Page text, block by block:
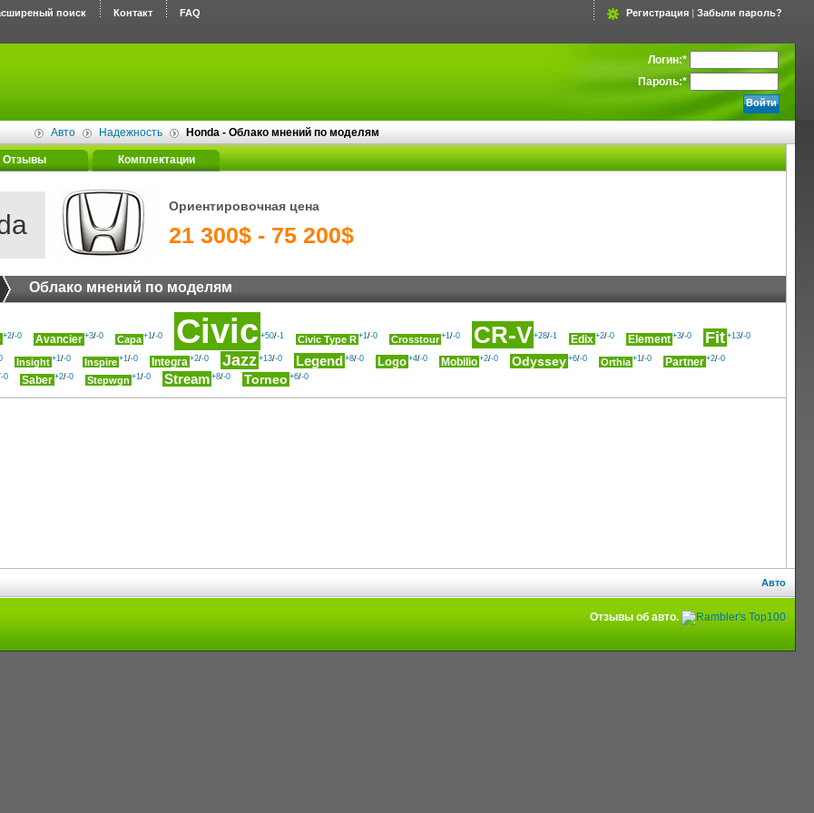
поиск Контакт FAQ Регистрация | Забыли пароль?
Логин:*
Пароль:*
Авто Надежность Honda - Облако мнений по моделям
Отзывы Комплектации
Ориентировочная цена
21 300$ - 75 200$
Облако мнений по моделям
+2/-0 Avancier +3/-0 Capa +1/-0 Civic +50/-1 Civic Type R +1/-0 Crosstour +1/-0 CR-V +28/-1 Edix +2/-0 Element +3/-0 Fit +13/-0
Insight +1/-0 Inspire +1/-0 Integra +2/-0 Jazz +13/-0 Legend +8/-0 Logo +4/-0 Mobilio +2/-0 Odyssey +6/-0 Orthia +1/-0 Partner +2/-0
-0 Saber +2/-0 Stepwgn +1/-0 Stream +8/-0 Torneo +6/-0
Авто
Отзывы об авто.